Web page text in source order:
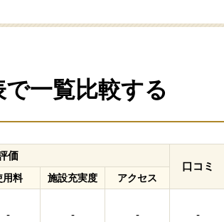
一覧比較する
価
口コミ
用料 施設充実度 アクセス
- - - -